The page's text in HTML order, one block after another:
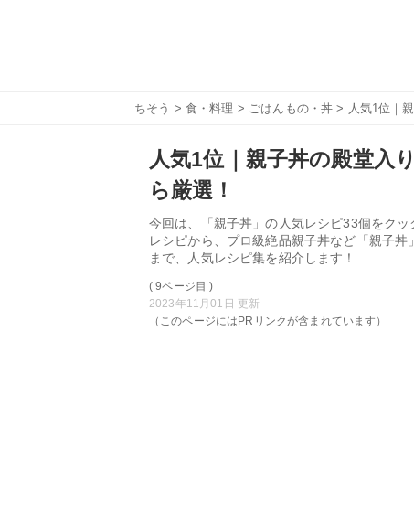
ちそう > 食・料理 > ごはんもの・丼 > 人気1位｜
人気1位｜親子丼の殿堂入
ら厳選！
今回は、「親子丼」の人気レシピ33個をク
レシピから、プロ級絶品親子丼など「親子
まで、人気レシピ集を紹介します！
( 9ページ目 )
2023年11月01日 更新
（このページにはPRリンクが含まれています）